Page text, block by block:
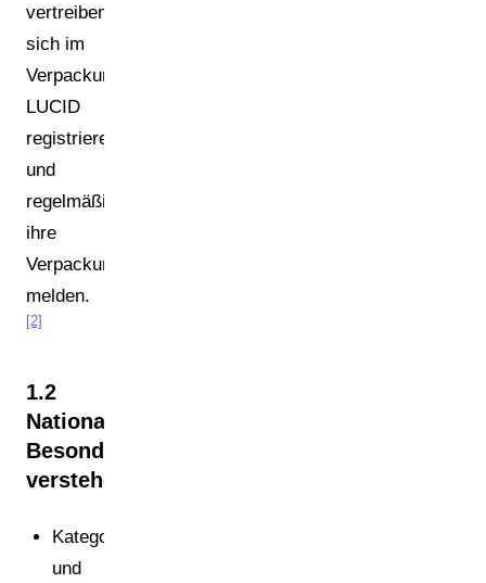
vertreiben,
sich im
Verpackungsregister
LUCID
registrieren
und
regelmäßig
ihre
Verpackungsmengen
melden.
[2]
1.2
Nationale
Besonderheiten
verstehen
Kategorien
und